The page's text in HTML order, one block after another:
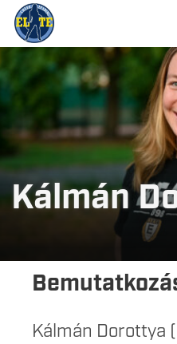
Kálmán
Kálmán Dorottya